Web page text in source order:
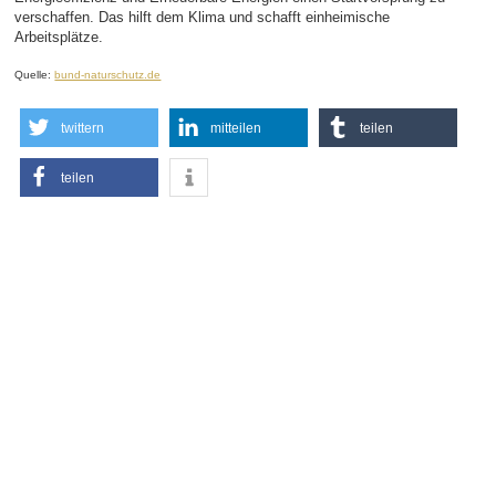
verschaffen. Das hilft dem Klima und schafft einheimische
Arbeitsplätze.
Quelle:bund-naturschutz.de
twittern mitteilen teilen
teilen